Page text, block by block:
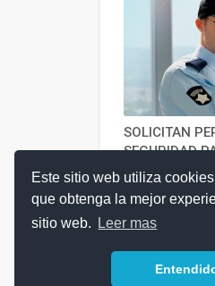
Este sitio web utiliza
que obtenga la mejor
sitio web.
Leer mas
SOLICITAN
SEGURIDAD
JULIO 17, 2026